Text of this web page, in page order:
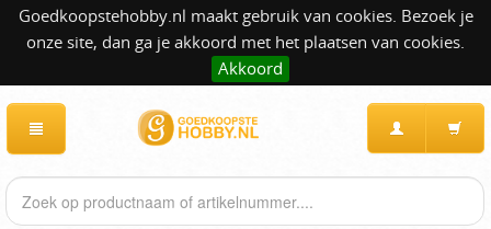
Goedkoopstehobby.nl maakt gebruik van cookies. Bezoek je
onze site, dan ga je akkoord met het plaatsen van cookies.
Akkoord